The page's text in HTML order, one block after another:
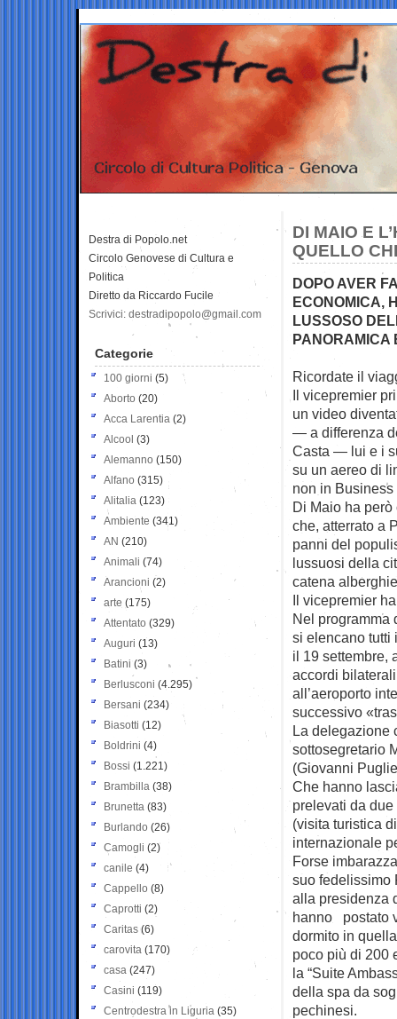
DI MAIO E
QUELLO
DOPO AVER
ECONOMICA,
LUSSOSO
PANORAMICA
Ricordate il
Il vicepremier
un video
— a differenza
Casta — lui e i
su un aereo di
non in Business
Di Maio ha
che, atterrato a
panni del
lussuosi della
catena
Il vicepremier
Nel programma
si elencano tutti
il 19 settembre,
accordi
all’aeroporto
successivo
La delegazione
sottosegretario
(Giovanni
Che hanno
prelevati da
(visita turistica
internazionale
Forse
suo fedelissimo
alla presidenza
hanno postato
dormito in
poco più di 200
la “Suite
della spa da
pechinesi.
Destra di Popolo.net
Circolo Genovese di Cultura e
Politica
Diretto da Riccardo Fucile
Scrivici: destradipopolo@gmail.com
Categorie
100 giorni (5)
Aborto (20)
Acca Larentia (2)
Alcool (3)
Alemanno (150)
Alfano (315)
Alitalia (123)
Ambiente (341)
AN (210)
Animali (74)
Arancioni (2)
arte (175)
Attentato (329)
Auguri (13)
Batini (3)
Berlusconi (4.295)
Bersani (234)
Biasotti (12)
Boldrini (4)
Bossi (1.221)
Brambilla (38)
Brunetta (83)
Burlando (26)
Camogli (2)
canile (4)
Cappello (8)
Caprotti (2)
Caritas (6)
carovita (170)
casa (247)
Casini (119)
Centrodestra in Liguria (35)